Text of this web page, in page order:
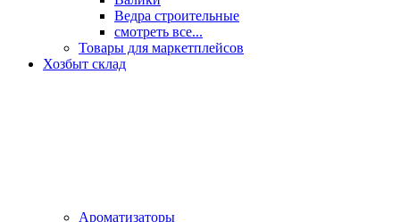
Ведра строительные
смотреть все...
Товары для маркетплейсов
Хозбыт склад
Ароматизаторы